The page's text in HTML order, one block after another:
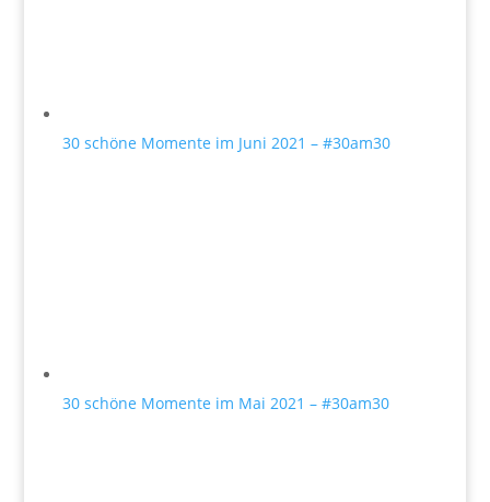
30 schöne Momente im Juni 2021 – #30am30
30 schöne Momente im Mai 2021 – #30am30